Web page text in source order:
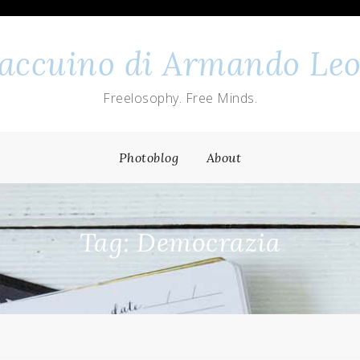
di Armando
Freelosophy. Free Minds.
Photoblog About
Tag: Democrazia